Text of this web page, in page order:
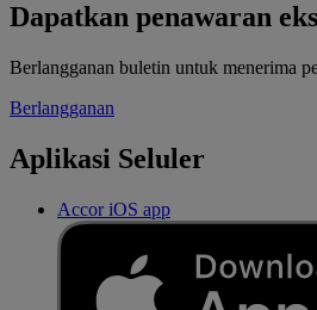
Dapatkan penawaran
Berlangganan buletin untuk menerima
Berlangganan
Aplikasi Seluler
Accor iOS app